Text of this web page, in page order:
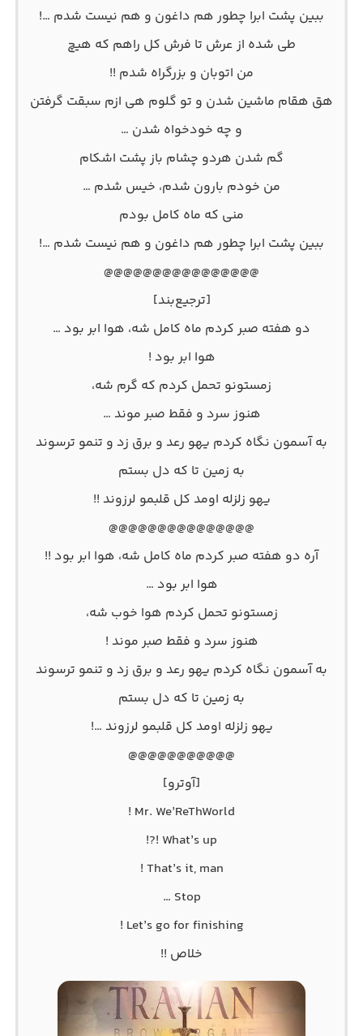
ببین پشت ابرا چطور هم داغون و هم نیست شدم …!
طی شده از عرش تا فرش کل راهم که هیچ
من اتوبان و بزرگراه شدم !!
هق هقام ماشین شدن و تو گلوم هی ازم سبقت گرفتن
و چه خودخواه شدن …
گم شدن هردو چشام باز پشت اشکام
من خودم بارون شدم، خیس شدم …
منی که ماه کامل بودم
ببین پشت ابرا چطور هم داغون و هم نیست شدم …!
@@@@@@@@@@@@@@@@
[ترجیع‌بند]
دو هفته صبر کردم ماه کامل شه، هوا ابر بود …
هوا ابر بود !
زمستونو تحمل کردم که گرم شه،
هنوز سرد و فقط صبر موند …
به آسمون نگاه کردم یهو رعد و برق زد و تنمو ترسوند
به زمین تا که دل بستم
یهو زلزله اومد کل قلبمو لرزوند !!
@@@@@@@@@@@@@@@
آره دو هفته صبر کردم ماه کامل شه، هوا ابر بود !!
هوا ابر بود …
زمستونو تحمل کردم هوا خوب شه،
هنوز سرد و فقط صبر موند !
به آسمون نگاه کردم یهو رعد و برق زد و تنمو ترسوند
به زمین تا که دل بستم
یهو زلزله اومد کل قلبمو لرزوند …!
@@@@@@@@@@@
[آوترو]
Mr. We’ReThWorld !
What’s up !?!
That’s it, man !
Stop …
Let’s go for finishing !
خلاص !!